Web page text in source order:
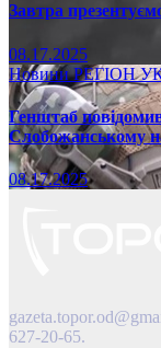
Завтра
08.17.2025
НовиниРЕГІОН
Генштаб
Слобожанському
08.17.2025
627-20-65.